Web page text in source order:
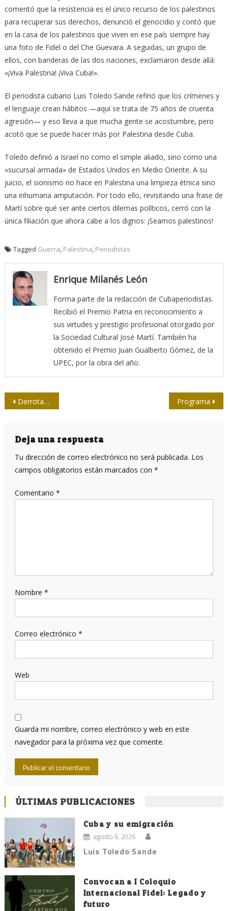
comentó que la resistencia es el único recurso de los palestinos
para recuperar sus derechos, denunció el genocidio y contó que
en la casa de los palestinos que viven en ese país siempre hay
una foto de Fidel o del Che Guevara. A seguidas, un grupo de
ellos, con banderas de las dos naciones, exclamaron desde allá:
«¡Viva Palestina! ¡Viva Cuba!».
El periodista cubano Luis Toledo Sande refirió que los crímenes y
el lenguaje crean hábitos —aquí se trata de 75 años de cruenta
agresión— y eso lleva a que mucha gente se acostumbre, pero
acotó que se puede hacer más por Palestina desde Cuba.
Toledo definió a Israel no como el simple aliado, sino como una
«sucursal armada» de Estados Unidos en Medio Oriente. A su
juicio, el sionismo no hace en Palestina una limpieza étnica sino
una inhumana amputación. Por todo ello, revisitando una frase de
Martí sobre qué ser ante ciertos dilemas políticos, cerró con la
única filiación que ahora cabe a los dignos: ¡Seamos palestinos!
Tagged Guerra, Palestina, Periodistas
Enrique Milanés León
Forma parte de la redacción de Cubaperiodistas.
Recibió el Premio Patria en reconocimiento a
sus virtudes y prestigio profesional otorgado por
la Sociedad Cultural José Martí. También ha
obtenido el Premio Juan Gualberto Gómez, de la
UPEC, por la obra del año.
Navegación
entradas
Derrotar al colonialismo israelí es la causa de los pueblos árabes Programa
Deja una respuesta
Tu dirección de correo electrónico no será publicada. Los
campos obligatorios están marcados con *
Comentario *
Nombre *
Correo electrónico *
Web
Guarda mi nombre, correo electrónico y web en este
navegador para la próxima vez que comente.
ÚLTIMAS PUBLICACIONES
Cuba y su emigración
agosto 9, 2026
Luis Toledo Sande
Convocan a I Coloquio
Internacional Fidel: Legado y
futuro